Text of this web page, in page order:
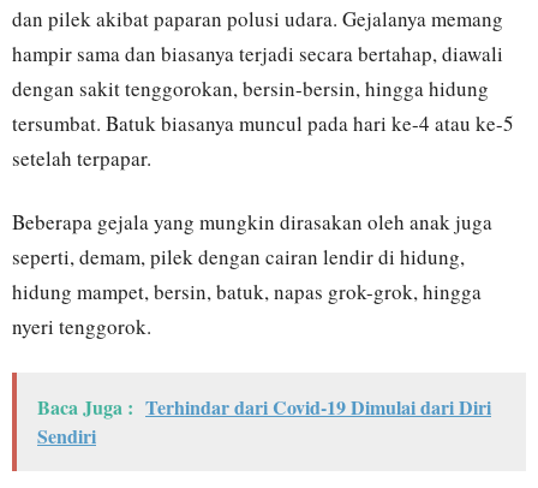
dan pilek akibat paparan polusi udara. Gejalanya memang
hampir sama dan biasanya terjadi secara bertahap, diawali
dengan sakit tenggorokan, bersin-bersin, hingga hidung
tersumbat. Batuk biasanya muncul pada hari ke-4 atau ke-5
setelah terpapar.
Beberapa gejala yang mungkin dirasakan oleh anak juga
seperti, demam, pilek dengan cairan lendir di hidung,
hidung mampet, bersin, batuk, napas grok-grok, hingga
nyeri tenggorok.
Baca Juga : Terhindar dari Covid-19 Dimulai dari Diri
Sendiri